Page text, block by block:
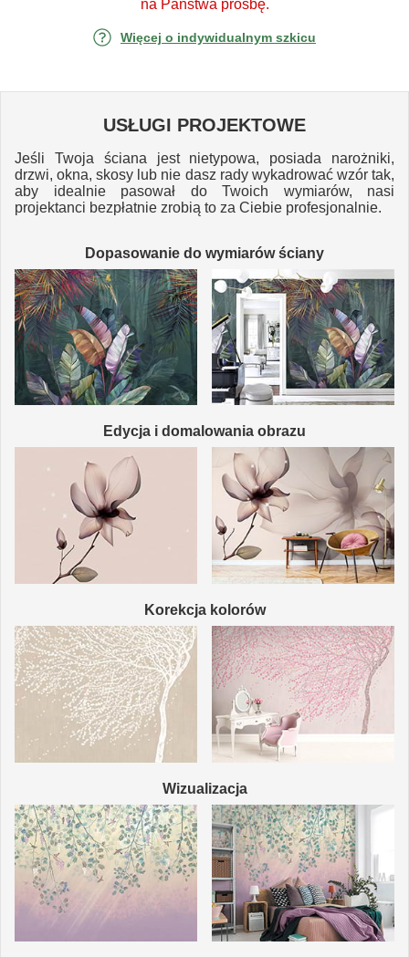
na Państwa prośbę.
Więcej o indywidualnym szkicu
USŁUGI PROJEKTOWE
Jeśli Twoja ściana jest nietypowa, posiada narożniki,
drzwi, okna, skosy lub nie dasz rady wykadrować wzór tak,
aby idealnie pasował do Twoich wymiarów, nasi
projektanci bezpłatnie zrobią to za Ciebie profesjonalnie.
Dopasowanie do wymiarów ściany
Edycja i domalowania obrazu
Korekcja kolorów
Wizualizacja